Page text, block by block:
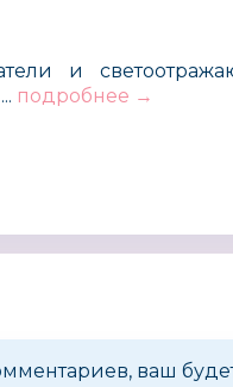
и
подробнее →
ваш